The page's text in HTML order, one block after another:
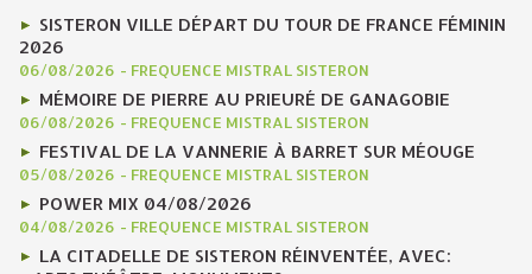
SISTERON VILLE DÉPART DU TOUR DE FRANCE FÉMININ
2026
06/08/2026 - FREQUENCE MISTRAL SISTERON
MÉMOIRE DE PIERRE AU PRIEURÉ DE GANAGOBIE
06/08/2026 - FREQUENCE MISTRAL SISTERON
FESTIVAL DE LA VANNERIE À BARRET SUR MÉOUGE
05/08/2026 - FREQUENCE MISTRAL SISTERON
POWER MIX 04/08/2026
04/08/2026 - FREQUENCE MISTRAL SISTERON
LA CITADELLE DE SISTERON RÉINVENTÉE, AVEC: